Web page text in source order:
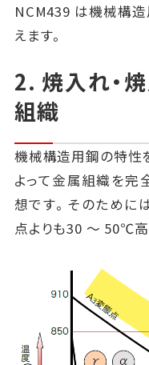
NCM439 は機械構
えます。
2. 焼入れ・
組織
機械構造用鋼の特性
よって金属組織を完
想です。そのために
点よりも30 ～ 50℃高